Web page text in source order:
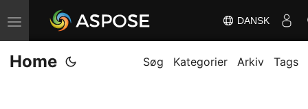
S
k
i
DANSK
Home Søg Kategorier Arkiv Tags